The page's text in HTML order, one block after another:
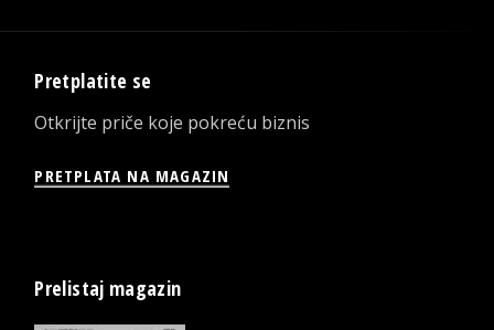
Pretplatite se
Otkrijte priče koje pokreću biznis
PRETPLATA NA MAGAZIN
Prelistaj magazin